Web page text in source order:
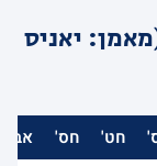
יאניס
חט' חס'
אב'